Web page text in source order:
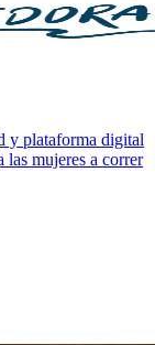
y plataforma digital
las mujeres a correr